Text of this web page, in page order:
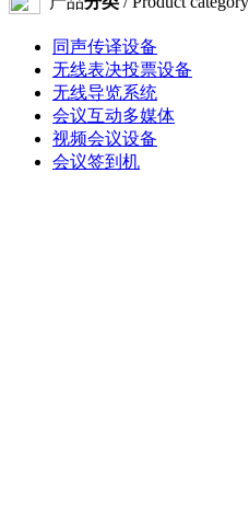
同声传译设备
无线表决投票设备
无线导览系统
会议互动多媒体
视频会议设备
会议签到机